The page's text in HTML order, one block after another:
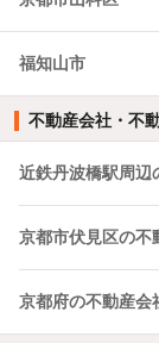
福知山市
不動産会社・不
近鉄丹波橋駅周辺
京都市伏見区の不
京都府の不動産会